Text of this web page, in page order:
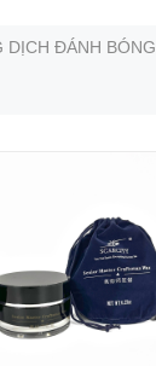
DỊCH ĐÁNH BÓNG